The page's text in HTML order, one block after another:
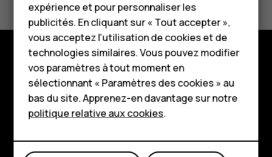
seniors
HMD Terra M
Pour les entreprises
Tablettes
Boutique
Mon compte
Oui Non
Boutique
À propos
Planet and people
Assistance
expérience et pour personnaliser les
publicités. En cliquant sur « Tout accepter »,
vous acceptez l’utilisation de cookies et de
technologies similaires. Vous pouvez modifier
vos paramètres à tout moment en
sélectionnant « Paramètres des cookies » au
bas du site. Apprenez-en davantage sur notre
politique relative aux cookies.